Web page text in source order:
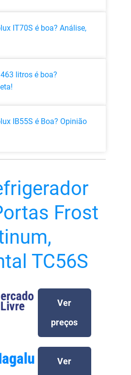
IT70S é boa? Análise,
litros é boa?
IB55S é Boa? Opinião
Frost
TC56S
Ver
preços
Ver